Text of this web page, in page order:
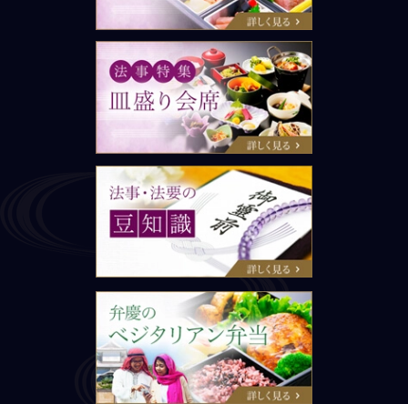
法事特集：皿盛り会席